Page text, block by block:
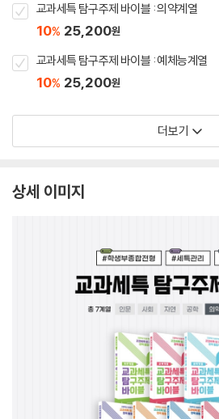
교과세특 탐구주제 바이블 : 의약계열
10% 25,200원
교과세특 탐구주제 바이블 : 예체능계열
10% 25,200원
더보기
상세 이미지